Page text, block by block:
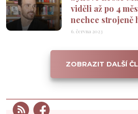
viděli až po 4
nechce strojeně
6. června 2023
ZOBRAZIT DALŠÍ